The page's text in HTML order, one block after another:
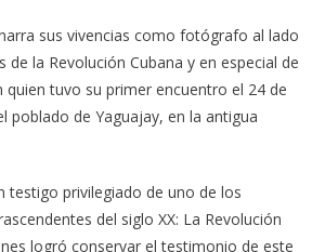
sus vivencias como fotógrafo al lado
de la Revolución Cubana y en especial de
quien tuvo su primer encuentro el 24 de
poblado de Yaguajay, en la antigua
testigo privilegiado de uno de los
del siglo XX: La Revolución
logró conservar el testimonio de este